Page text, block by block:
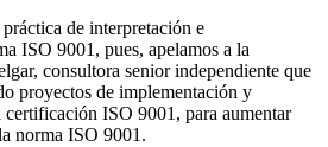
de interpretación e
ISO 9001, pues, apelamos a la
consultora senior independiente que
proyectos de implementación y
certificación ISO 9001, para aumentar
norma ISO 9001.